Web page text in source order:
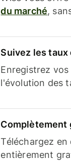
du marché,
Suivez les taux
Enregistrez
l'évolution des
Complètement
Téléchargez en
entièrement